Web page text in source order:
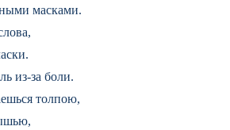
масками.
из-за боли.
толпою,